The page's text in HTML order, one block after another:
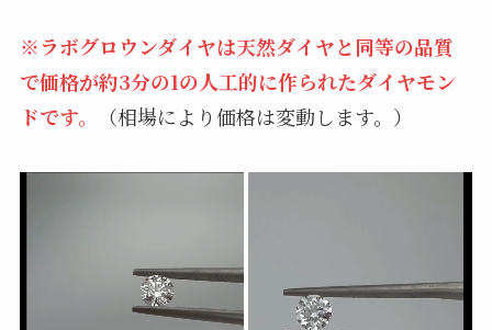
※ラボグロウンダイヤは天然ダイヤと同等の品質
で価格が約3分の1の人工的に作られたダイヤモン
ドです。
（相場により価格は変動します。）